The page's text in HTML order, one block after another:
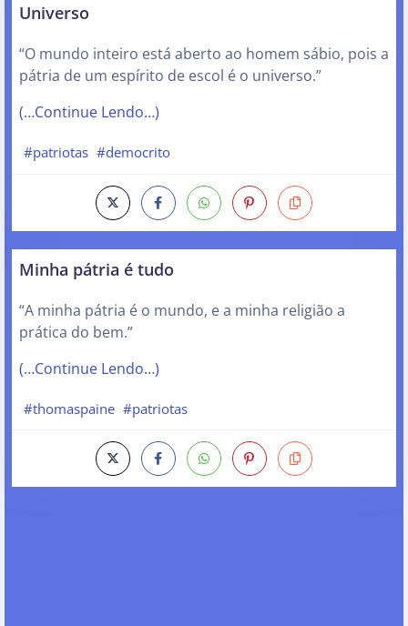
Universo
“O mundo inteiro está aberto ao homem sábio, pois a
pátria de um espírito de escol é o universo.”
(…Continue Lendo…)
#patriotas #democrito
Minha pátria é tudo
“A minha pátria é o mundo, e a minha religião a
prática do bem.”
(…Continue Lendo…)
#thomaspaine #patriotas